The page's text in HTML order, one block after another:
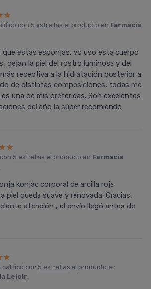
con 5 estrellas el producto en Farmacia
que estas esponjas, yo uso esta cuerpo
dejan la piel del rostro luminosa y del
receptiva a la hidratación posterior a
de distintas composiciones, todas me
una de mis preferidas. Son excelentes
del año la súper recomiendo
5 estrellas el producto en Farmacia
konjac corporal de arcilla roja
piel queda suave y renovada. Gracias,
atención , el envío llegó antes de
calificó con 5 estrellas el producto en
Leloir.